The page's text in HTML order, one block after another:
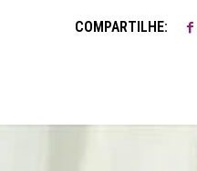
COMPARTILHE: